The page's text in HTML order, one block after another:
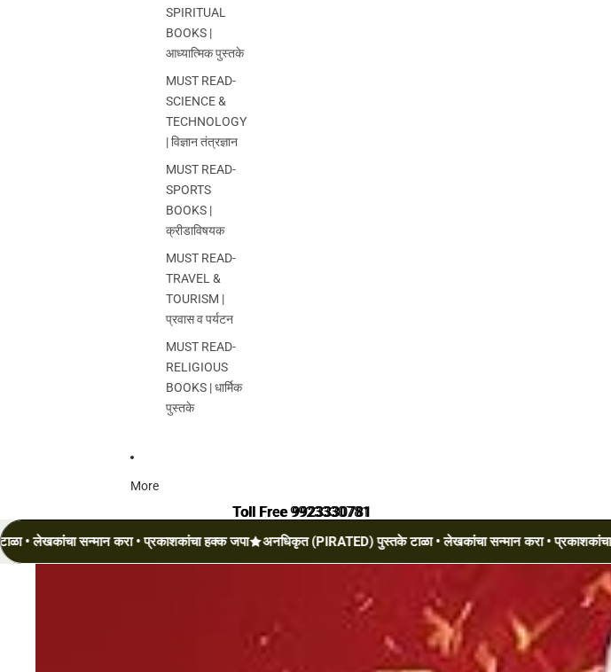
SPIRITUAL
BOOKS |
आध्यात्मिक पुस्तके
MUST READ-
SCIENCE &
TECHNOLOGY
| विज्ञान तंत्रज्ञान
MUST READ-
SPORTS
BOOKS |
क्रीडाविषयक
MUST READ-
TRAVEL &
TOURISM |
प्रवास व पर्यटन
MUST READ-
RELIGIOUS
BOOKS | धार्मिक
पुस्तके
More
Toll Free 9923330781
Toll Free 9923330781
सन्मान करा • प्रकाशकांचा हक्क जपा अनधिकृत (PIRATED) पुस्तके टाळा • लेखकांचा सन्मान करा • प्रकाशकांचा हक्क जपा